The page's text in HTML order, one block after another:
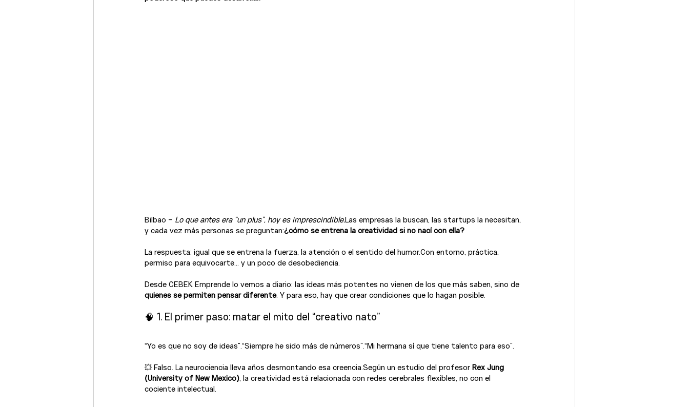
Bilbao – Lo que antes era “un plus”, hoy es imprescindible.Las empresas la buscan, las startups la necesitan,
y cada vez más personas se preguntan:¿cómo se entrena la creatividad si no nací con ella?
La respuesta: igual que se entrena la fuerza, la atención o el sentido del humor.Con entorno, práctica,
permiso para equivocarte… y un poco de desobediencia.
Desde CEBEK Emprende lo vemos a diario: las ideas más potentes no vienen de los que más saben, sino de
quienes se permiten pensar diferente. Y para eso, hay que crear condiciones que lo hagan posible.
🧠 1. El primer paso: matar el mito del “creativo nato”
“Yo es que no soy de ideas”.“Siempre he sido más de números”.“Mi hermana sí que tiene talento para eso”.
💥 Falso. La neurociencia lleva años desmontando esa creencia.Según un estudio del profesor Rex Jung
(University of New Mexico), la creatividad está relacionada con redes cerebrales flexibles, no con el
cociente intelectual.